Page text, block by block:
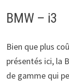
BMW – i3
Bien que plus
présentés ici, la
de gamme qui